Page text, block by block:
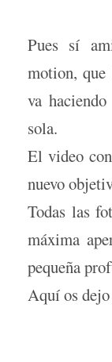
Pues sí
motion, que
va haciendo
sola.
El video
nuevo
Todas las
máxima
pequeña
Aquí os dejo